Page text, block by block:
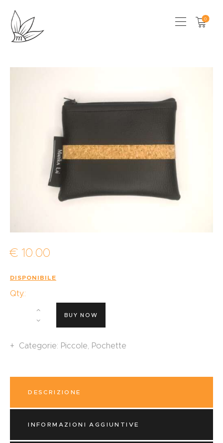
0
SHOP
LOCAL STORES
CONTATTI
€ 10.00
DISPONIBILE
Qty.:
BUY NOW
Categorie: Piccole, Pochette
DESCRIZIONE
INFORMAZIONI AGGIUNTIVE